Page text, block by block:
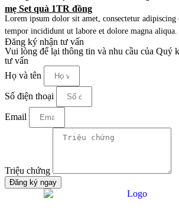
mẹ Set quà 1TR đồng
Lorem ipsum dolor sit amet, consectetur adipiscing
tempor incididunt ut labore et dolore magna aliqua.
Đăng ký nhận tư vấn
Vui lòng để lại thông tin và nhu cầu của Quý
tư vấn
Họ và tên
Số điện thoại
Email
Triệu chứng
Đăng ký ngay